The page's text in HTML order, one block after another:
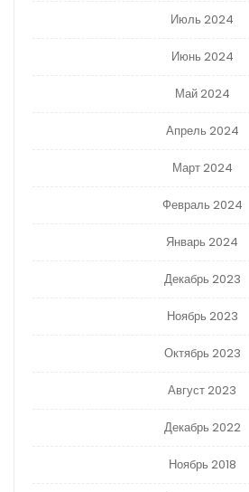
Июль 2024
Июнь 2024
Май 2024
Апрель 2024
Март 2024
Февраль 2024
Январь 2024
Декабрь 2023
Ноябрь 2023
Октябрь 2023
Август 2023
Декабрь 2022
Ноябрь 2018